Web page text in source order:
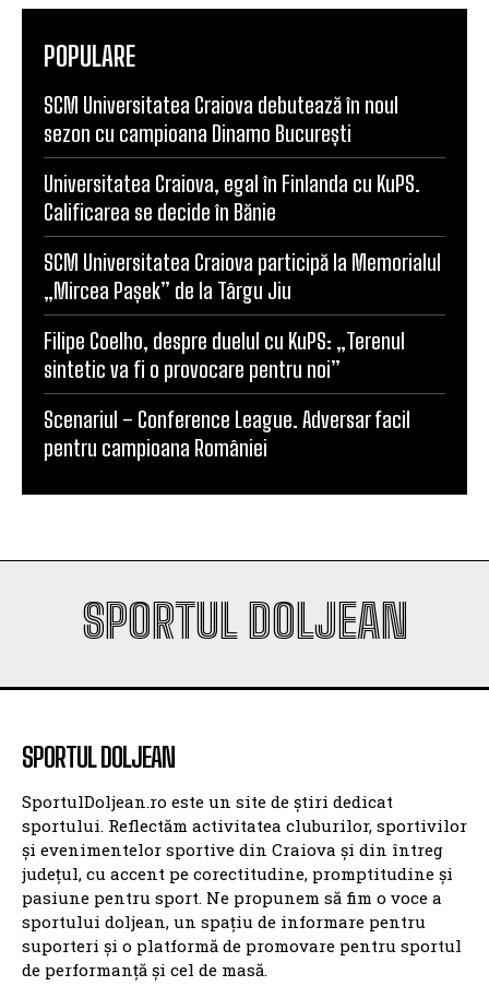
POPULARE
SCM Universitatea Craiova debutează în noul
Universitatea Craiova, egal în Finlanda cu KuPS.
Calificarea se decide în Bănie
SCM Universitatea Craiova participă la Memorialul
„Mircea Pașek” de la Târgu Jiu
Filipe Coelho, despre duelul cu KuPS: „Terenul
sintetic va fi o provocare pentru noi”
Scenariul – Conference League. Adversar facil
pentru campioana României
SPORTUL DOLJEAN
SportulDoljean.ro este un site de știri dedicat
și evenimentelor sportive din Craiova și din întreg
județul, cu accent pe corectitudine, promptitudine și
pasiune pentru sport. Ne propunem să fim o voce a
sportului doljean, un spațiu de informare pentru
suporteri și o platformă de promovare pentru sportul
de performanță și cel de masă.